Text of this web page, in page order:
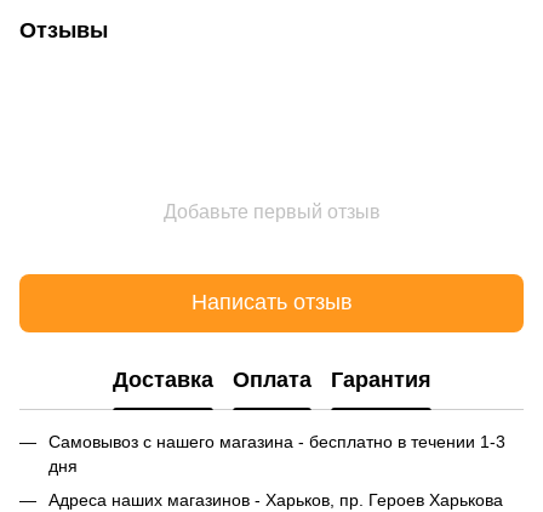
Отзывы
Добавьте первый отзыв
Написать отзыв
Доставка Оплата Гарантия
Самовывоз с нашего магазина - бесплатно в течении 1-3
дня
Адреса наших магазинов - Харьков, пр. Героев Харькова